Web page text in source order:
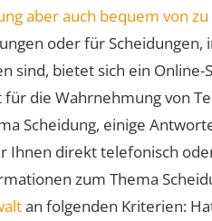
aber auch bequem von
oder für Scheidungen,
sind, bietet sich ein Online-
die Wahrnehmung von
Scheidung, einige
Ihnen direkt telefonisch
zum Thema
an folgenden Kriterien: